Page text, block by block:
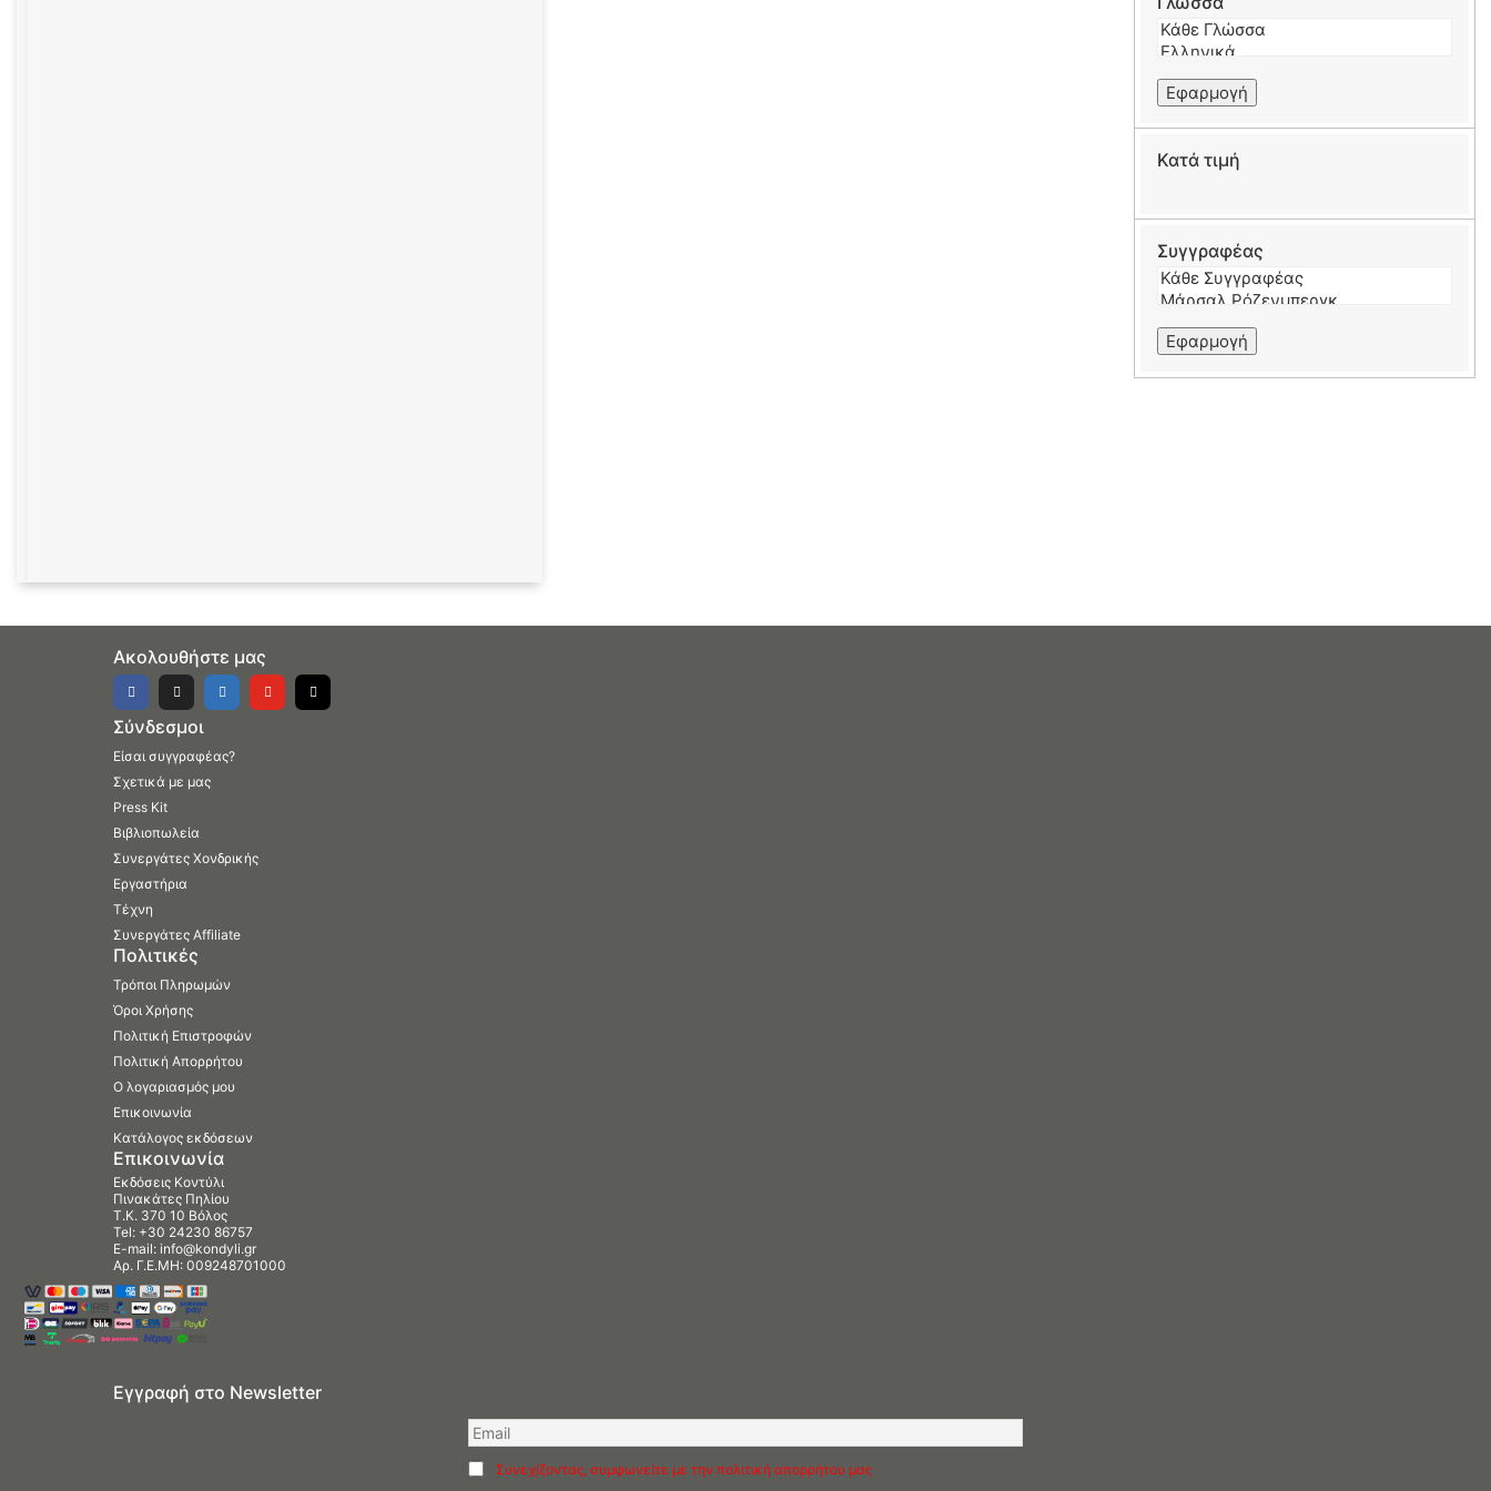
Εφαρμογή
Κατά τιμή
Συγγραφέας
Εφαρμογή
Ακολουθήστε μας
Σύνδεσμοι
Είσαι συγγραφέας?
Σχετικά με μας
Press Kit
Βιβλιοπωλεία
Συνεργάτες Χονδρικής
Εργαστήρια
Τέχνη
Συνεργάτες Affiliate
Πολιτικές
Τρόποι Πληρωμών
Όροι Χρήσης
Πολιτική Επιστροφών
Πολιτική Απορρήτου
Ο λογαριασμός μου
Επικοινωνία
Κατάλογος εκδόσεων
Επικοινωνία
Εκδόσεις Κοντύλι
Πινακάτες Πηλίου
Τ.Κ. 370 10 Βόλος
Tel: +30 24230 86757
E-mail: info@kondyli.gr
Αρ. Γ.Ε.ΜΗ: 009248701000
Εγγραφή στο Newsletter
Συνεχίζοντας, συμφωνείτε με την πολιτική απορρήτου μας